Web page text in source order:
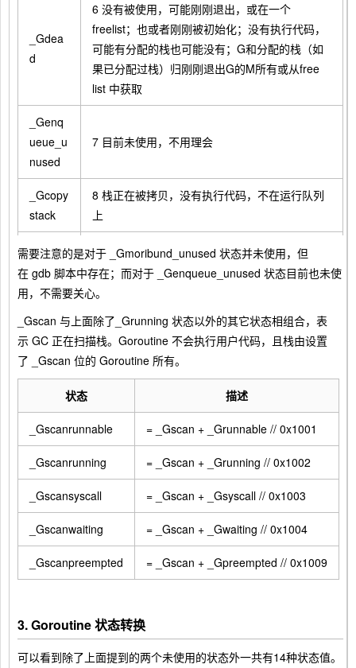
_Gdea
d
6 没有被使用，可能刚刚退出，或在一个
freelist；也或者刚刚被初始化；没有执行代码，
可能有分配的栈也可能没有；G和分配的栈（如
果已分配过栈）归刚刚退出G的M所有或从free
list 中获取
_Genq
ueue_u
nused
7 目前未使用，不用理会
_Gcopy
stack
8 栈正在被拷贝，没有执行代码，不在运行队列
上
_Gpree
mpted
9 由于抢占而被阻塞，没有执行用户代码并且不
在运行队列上，等待唤醒
10 GC 正在扫描栈空间，没有执行代码，可以与
其他状态同时存在
需要注意的是对于 _Gmoribund_unused 状态并未使用，但
在 gdb 脚本中存在；而对于 _Genqueue_unused 状态目前也未使
用，不需要关心。
_Gscan 与上面除了 _Grunning 状态以外的其它状态相组合，表
示 GC 正在扫描栈。Goroutine 不会执行用户代码，且栈由设置
了
_Gscan 位的 Goroutine 所有。
状态 描述
_Gscanrunnable = _Gscan + _Grunnable // 0x1001
_Gscanrunning = _Gscan + _Grunning // 0x1002
_Gscansyscall = _Gscan + _Gsyscall // 0x1003
_Gscanwaiting = _Gscan + _Gwaiting // 0x1004
_Gscanpreempted = _Gscan + _Gpreempted // 0x1009
3. Goroutine 状态转换
可以看到除了上面提到的两个未使用的状态外一共有14种状态值。